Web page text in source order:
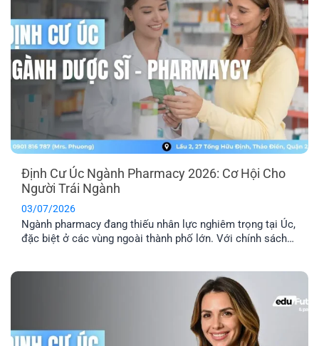
Định Cư Úc Ngành Pharmacy 2026: Cơ Hội Cho
Người Trái Ngành
03/07/2026
Ngành pharmacy đang thiếu nhân lực nghiêm trọng tại Úc,
đặc biệt ở các vùng ngoài thành phố lớn. Với chính sách
đang học ngành Dược, người trái ngành hoặc chưa [...]